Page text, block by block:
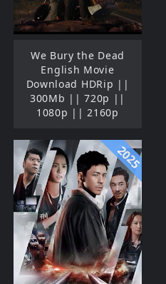
We Bury the Dead
English Movie
Download HDRip ||
300Mb || 720p ||
1080p || 2160p
2025